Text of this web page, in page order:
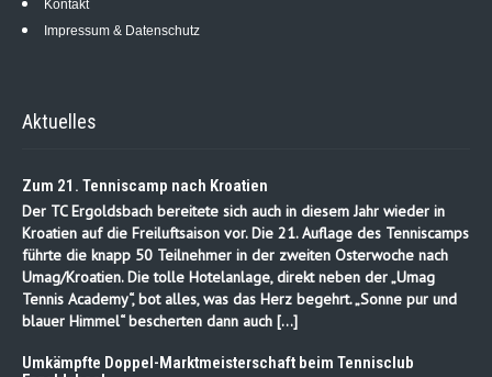
Kontakt
Impressum & Datenschutz
Aktuelles
Zum 21. Tenniscamp nach Kroatien
Der TC Ergoldsbach bereitete sich auch in diesem Jahr wieder in
Kroatien auf die Freiluftsaison vor. Die 21. Auflage des Tenniscamps
führte die knapp 50 Teilnehmer in der zweiten Osterwoche nach
Umag/Kroatien. Die tolle Hotelanlage, direkt neben der „Umag
Tennis Academy“, bot alles, was das Herz begehrt. „Sonne pur und
blauer Himmel“ bescherten dann auch […]
Umkämpfte Doppel-Marktmeisterschaft beim Tennisclub